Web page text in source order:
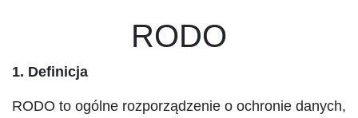
RODO
1. Definicja
RODO to ogólne rozporządzenie o ochronie danych,